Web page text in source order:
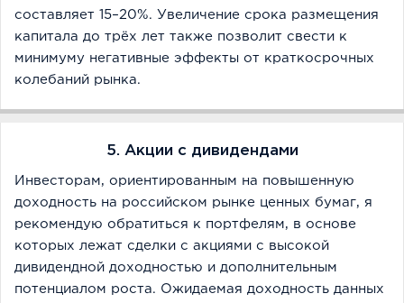
составляет 15–20%. Увеличение срока размещения
капитала до трёх лет также позволит свести к
минимуму негативные эффекты от краткосрочных
колебаний рынка.
5. Акции с дивидендами
Инвесторам, ориентированным на повышенную
доходность на российском рынке ценных бумаг, я
рекомендую обратиться к портфелям, в основе
которых лежат сделки с акциями с высокой
дивидендной доходностью и дополнительным
потенциалом роста. Ожидаемая доходность данных